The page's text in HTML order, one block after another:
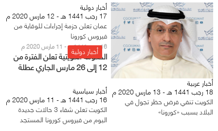
أخبار عربية
18 رجب 1441 هـ - 13 مارس 2020 م
الكويت تنفي فرض حظر تجول في
البلاد بسبب «كورونا»
أخبار دولية
17 رجب 1441 هـ - 12 مارس 2020 م
عمان تعلن حزمة إجراءات للوقاية من
فيروس كورونا
أخبار دولية16 رجب 1441 هـ - 11 مارس 2020 م
الحكومة الكويتية تعلن الفترة من
12 إلى 26 مارس الجاري عطلة
رسمية
أخبار سياسية
16 رجب 1441 هـ - 11 مارس 2020 م
الكويت تعلن شفاء 3 حالات جديدة
اليوم من فيروس كورونا المستجد